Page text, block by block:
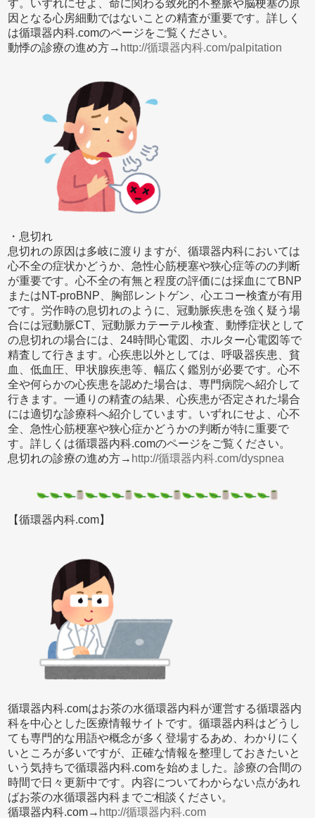
す。いずれにせよ、命に関わる致死的不整脈や脳梗塞の原
因となる心房細動ではないことの精査が重要です。詳しく
は循環器内科.comのページをご覧ください。
動悸の診療の進め方→ http://循環器内科.com/palpitation
・息切れ
息切れの原因は多岐に渡りますが、循環器内科においては
心不全の症状かどうか、急性心筋梗塞や狭心症等のの判断
が重要です。心不全の有無と程度の評価には採血にてBNP
またはNT-proBNP、胸部レントゲン、心エコー検査が有用
です。労作時の息切れのように、冠動脈疾患を強く疑う場
合には冠動脈CT、冠動脈カテーテル検査、動悸症状として
の息切れの場合には、24時間心電図、ホルター心電図等で
精査して行きます。心疾患以外としては、呼吸器疾患、貧
血、低血圧、甲状腺疾患等、幅広く鑑別が必要です。心不
全や何らかの心疾患を認めた場合は、専門病院へ紹介して
行きます。一通りの精査の結果、心疾患が否定された場合
には適切な診療科へ紹介しています。いずれにせよ、心不
全、急性心筋梗塞や狭心症かどうかの判断が特に重要で
す。詳しくは循環器内科.comのページをご覧ください。
息切れの診療の進め方→ http://循環器内科.com/dyspnea
【循環器内科.com】
循環器内科.comはお茶の水循環器内科が運営する循環器内
科を中心とした医療情報サイトです。循環器内科はどうし
ても専門的な用語や概念が多く登場するあめ、わかりにく
いところが多いですが、正確な情報を整理しておきたいと
いう気持ちで循環器内科.comを始めました。診療の合間の
時間で日々更新中です。内容についてわからない点があれ
ばお茶の水循環器内科までご相談ください。
循環器内科.com→ http://循環器内科.com